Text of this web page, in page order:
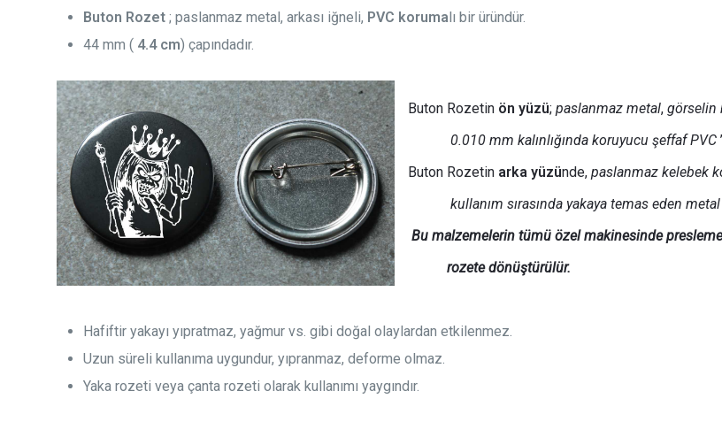
Buton Rozet ; paslanmaz metal, arkası iğneli, PVC korumalı bir üründür.
44 mm ( 4.4 cm) çapındadır.
Buton Rozetin ön yüzü; paslanmaz metal,görselin
0.010 mm kalınlığındakoruyucu şeffaf PVC
Buton Rozetin arka yüzünde,paslanmaz kelebek
kullanım sırasında yakaya temas eden
Bu malzemelerin tümü özel makinesinde
rozetedönüştürülür.
Hafiftir yakayı yıpratmaz, yağmur vs. gibi doğal olaylardan etkilenmez.
Uzun süreli kullanıma uygundur, yıpranmaz, deforme olmaz.
Yaka rozeti veya çanta rozeti olarak kullanımı yaygındır.